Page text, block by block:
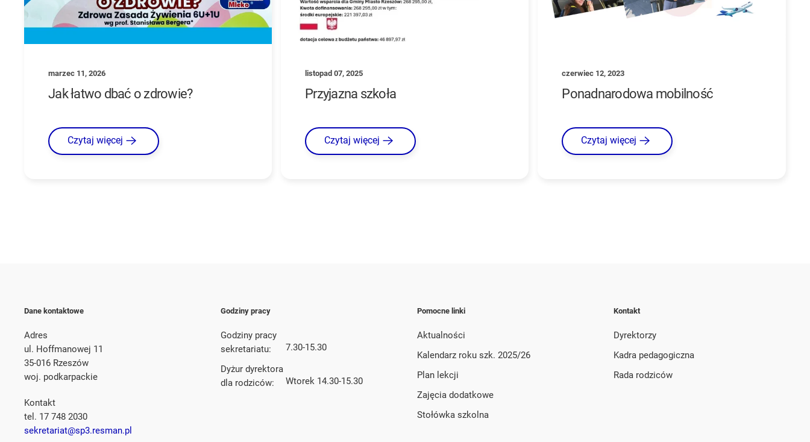
marzec 11, 2026
Jak łatwo dbać o zdrowie?
Czytaj więcej
listopad 07, 2025
Przyjazna szkoła
Czytaj więcej
czerwiec 12, 2023
Ponadnarodowa mobilność
Czytaj więcej
Dane kontaktowe
Adres
ul. Hoffmanowej 11
35-016 Rzeszów
woj. podkarpackie
Kontakt
tel. 17 748 2030
sekretariat@sp3.resman.pl
Godziny pracy
Godziny pracy
sekretariatu:
7.30-15.30
Dyżur dyrektora
dla rodziców:
Wtorek 14.30-15.30
Pomocne linki
Aktualności
Kalendarz roku szk. 2025/26
Plan lekcji
Zajęcia dodatkowe
Stołówka szkolna
Kontakt
Dyrektorzy
Kadra pedagogiczna
Rada rodziców